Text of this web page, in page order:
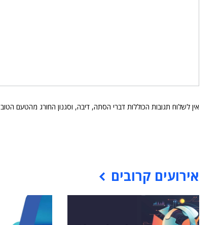
אין לשלוח תגובות הכוללות דברי הסתה, דיבה, וסגנון החורג מהטעם הטוב
אירועים קרובים